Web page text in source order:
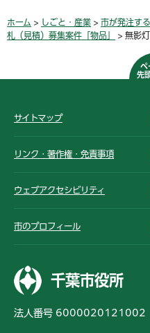
ホーム > しごと・産業 > 市が発注す
札（見積）募集案件「物品」
> 無影
ペ
先
サイトマップ
リンク・著作権・免責事項
ウェブアクセシビリティ
市のプロフィール
千葉市役所
法人番号 6000020121002